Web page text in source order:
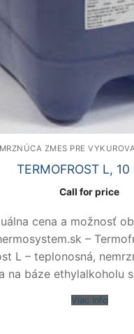
ZMES PRE
TERMOFROST L,
Call for price
cena a možnosť
–
L – teplonosná,
na báze ethylalkoholu
Viac info